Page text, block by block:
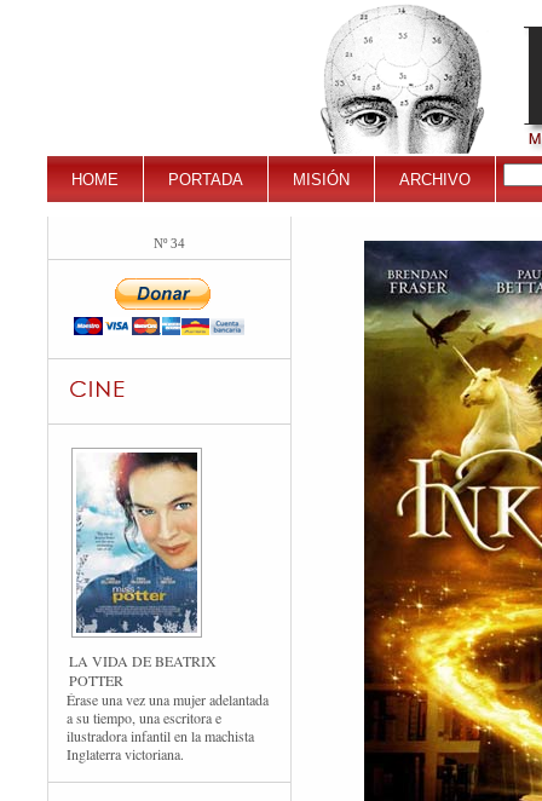
HOME PORTADA MISIÓN ARCHIVO
Nº 34
LA VIDA DE BEATRIX
POTTER
Érase una vez una mujer adelantada
a su tiempo, una escritora e
ilustradora infantil en la machista
Inglaterra victoriana.